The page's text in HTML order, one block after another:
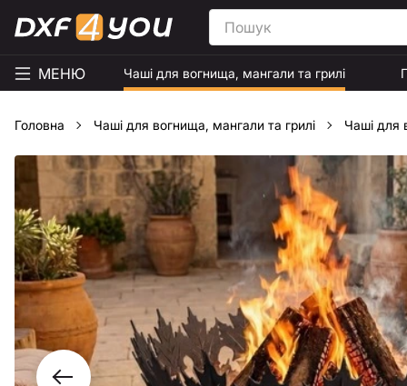
МЕНЮ Чаші для вогнища, мангали та грилі
Головна Чаші для вогнища, мангали та грилі Чаші для